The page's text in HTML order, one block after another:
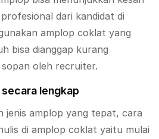
dari kandidat di
amplop coklat yang
bisa dianggap kurang
oleh recruiter.
lengkap
jenis amplop yang tepat, cara
di amplop coklat yaitu mulai